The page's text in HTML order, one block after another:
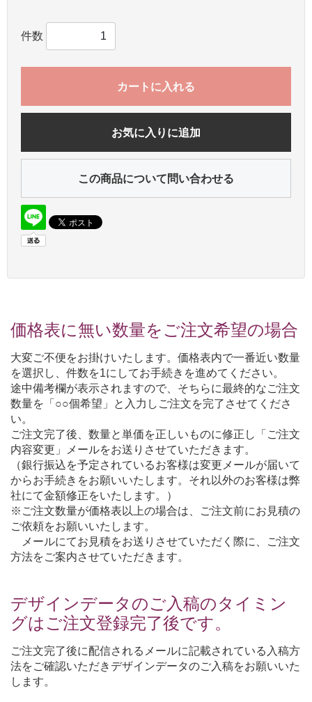
件数
カートに入れる
お気に入りに追加
この商品について問い合わせる
価格表に無い数量をご注文希望の場合
大変ご不便をお掛けいたします。価格表内で一番近い数量
を選択し、件数を1にしてお手続きを進めてください。
途中備考欄が表示されますので、そちらに最終的なご注文
数量を「○○個希望」と入力しご注文を完了させてくださ
い。
ご注文完了後、数量と単価を正しいものに修正し「ご注文
内容変更」メールをお送りさせていただきます。
（銀行振込を予定されているお客様は変更メールが届いて
からお手続きをお願いいたします。それ以外のお客様は弊
社にて金額修正をいたします。）
※ご注文数量が価格表以上の場合は、ご注文前にお見積の
ご依頼をお願いいたします。
メールにてお見積をお送りさせていただく際に、ご注文
方法をご案内させていただきます。
デザインデータのご入稿のタイミン
グはご注文登録完了後です。
ご注文完了後に配信されるメールに記載されている入稿方
法をご確認いただきデザインデータのご入稿をお願いいた
します。